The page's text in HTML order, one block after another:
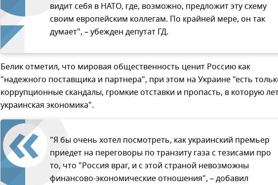
видит себя в НАТО, где, возможно, предложит эту схему
своим европейским коллегам. По крайней мере, он так
думает", – убежден депутат ГД.
Белик отметил, что мировая общественность ценит Россию как
"надежного поставщика и партнера", при этом на Украине "есть
коррупционные скандалы, громкие отставки и пропасть, в которую
украинская экономика".
"Я бы очень хотел посмотреть, как украинский премьер
приедет на переговоры по транзиту газа с тезисами про
то, что "Россия враг, и с этой страной невозможны
финансово-экономические отношения", – добавил